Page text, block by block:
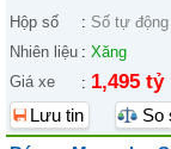
Hộp số : Số tự động
Nhiên liệu : Xăng
Giá xe
: 1,495 tỷ
Lưu tin
So